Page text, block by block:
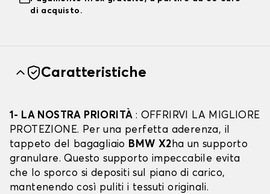
di acquisto.
Caratteristiche
1- LA NOSTRA PRIORITÀ : OFFRIRVI LA MIGLIORE
PROTEZIONE. Per una perfetta aderenza, il
tappeto del bagagliaio BMW X2ha un supporto
granulare. Questo supporto impeccabile evita
che lo sporco si depositi sul piano di carico,
mantenendo così puliti i tessuti originali.